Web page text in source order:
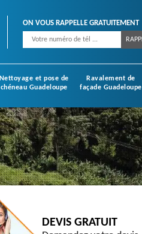
ON VOUS RAPPELLE GRATUITEMENT
Nettoyage et pose de
chéneau Guadeloupe
Ravalement de
façade Guadeloupe
DEVIS GRATUIT